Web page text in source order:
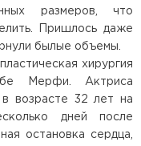
размеров, что
Пришлось даже
былые объемы.
хирургия
Мерфи. Актриса
возрасте 32 лет на
дней после
остановка сердца,